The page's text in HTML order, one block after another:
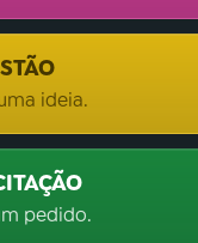
ideia.
pedido.